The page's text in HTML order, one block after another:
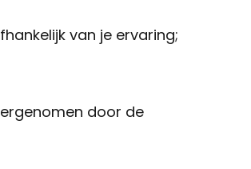
van je ervaring;
door de